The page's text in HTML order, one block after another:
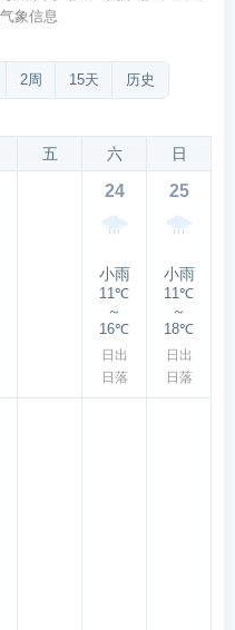
象信息
2周 15天 历史
五 六 日
24
小雨
11℃
～
16℃
日出
日落
25
小雨
11℃
～
18℃
日出
日落